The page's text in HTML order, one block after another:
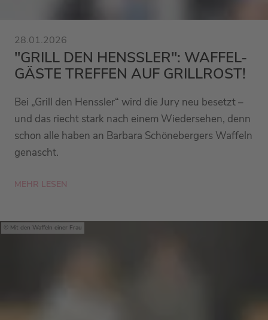
28.01.2026
"GRILL DEN HENSSLER": WAFFEL-
GÄSTE TREFFEN AUF GRILLROST!
Bei „Grill den Henssler“ wird die Jury neu besetzt –
und das riecht stark nach einem Wiedersehen, denn
schon alle haben an Barbara Schönebergers Waffeln
genascht.
MEHR LESEN
Mit den Waffeln einer Frau